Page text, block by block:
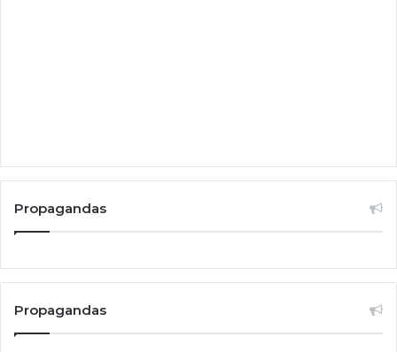
Propagandas
Propagandas